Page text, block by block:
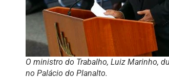
O ministro do Trabalho, Luiz Marinho,
no Palácio do Planalto.